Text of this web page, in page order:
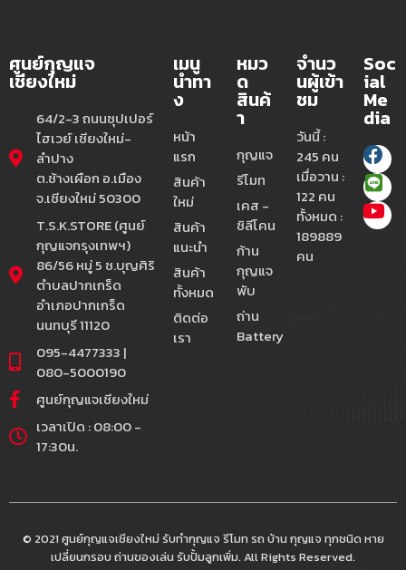
ศูนย์กุญแจ
เชียงใหม่
64/2-3 ถนนซุปเปอร์
ไฮเวย์ เชียงใหม่-
ลำปาง
ต.ช้างเผือก อ.เมือง
จ.เชียงใหม่ 50300
T.S.K.STORE (ศูนย์
กุญแจกรุงเทพฯ)
86/56 หมู่ 5 ซ.บุญศิริ
ตำบลปากเกร็ด
อำเภอปากเกร็ด
นนทบุรี 11120
095-4477333 |
080-5000190
ศูนย์กุญแจเชียงใหม่
เวลาเปิด : 08:00 -
17:30น.
เมนู
นำทา
ง
หน้า
แรก
สินค้า
ใหม่
สินค้า
แนะนำ
สินค้า
ทั้งหมด
ติดต่อ
เรา
หมว
ด
สินค้
า
กุญแจ
รีโมท
เคส -
ซิลีโคน
ก้าน
กุญแจ
พับ
ถ่าน
Battery
จำนว
นผู้เข้า
ชม
วันนี้ :
245 คน
เมื่อวาน :
122 คน
ทั้งหมด :
189889
คน
Soc
ial
Me
dia
© 2021 ศูนย์กุญแจเชียงใหม่ รับทำกุญแจ รีโมท รถ บ้าน กุญแจ ทุกชนิด หาย
เปลี่ยนกรอบ ถ่านของเล่น รับปั้มลูกเพิ่ม. All Rights Reserved.